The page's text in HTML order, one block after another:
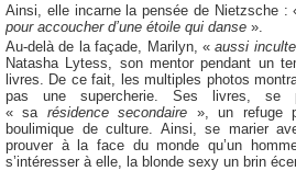
Ainsi, elle incarne la pensée de Nietzsche
pour accoucher d’une étoile qui danse ».
Au-delà de la façade, Marilyn, «aussi
Natasha Lytess, son mentor pendant un
livres. De ce fait, les multiples photos
pas une supercherie. Ses livres, se
« sa résidence secondaire », un refuge
boulimique de culture. Ainsi, se marier
prouver à la face du monde qu’un
s’intéresser à elle, la blonde sexy un brin